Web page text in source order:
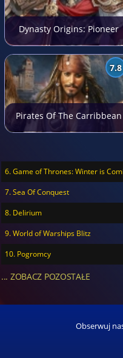
Dynasty Origins: Pioneer
7.8
Pirates Of The Carribbean
6. Game of Thrones: Winter is
7. Sea Of Conquest
8. Delirium
9. World of Warships Blitz
10. Pogromcy
... ZOBACZ POZOSTAŁE
Obserwuj